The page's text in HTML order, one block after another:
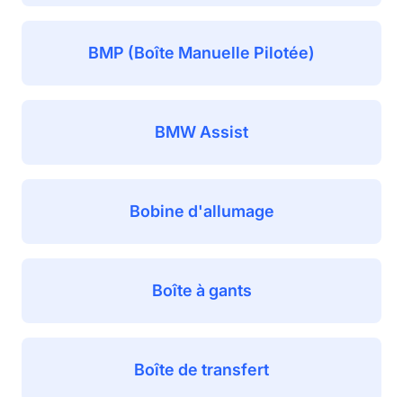
BMP (Boîte Manuelle Pilotée)
BMW Assist
Bobine d'allumage
Boîte à gants
Boîte de transfert